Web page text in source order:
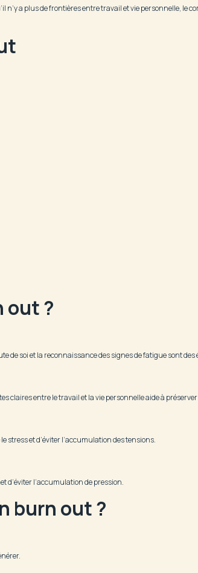
a plus de frontières entre travail et vie personnelle, le
out ?
de soi et la reconnaissance des signes de fatigue sont des
claires entre le travail et la vie personnelle aide à
et d’éviter l’accumulation des tensions.
d’éviter l’accumulation de pression.
burn out ?